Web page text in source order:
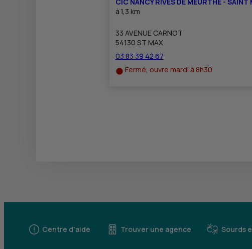
à 1,3 km
33 AVENUE CARNOT
54130 ST MAX
03 83 39 42 67
Fermé, ouvre mardi à 8h30
Centre d'aide Trouver une agence Sourds